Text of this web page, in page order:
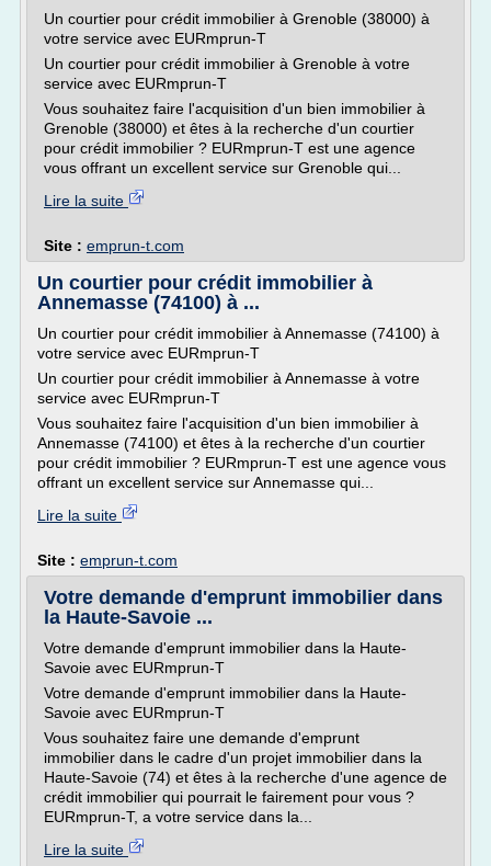
Un courtier pour crédit immobilier à Grenoble (38000) à
votre service avec EURmprun-T
Un courtier pour crédit immobilier à Grenoble à votre
service avec EURmprun-T
Vous souhaitez faire l'acquisition d'un bien immobilier à
Grenoble (38000) et êtes à la recherche d'un courtier
pour crédit immobilier ? EURmprun-T est une agence
vous offrant un excellent service sur Grenoble qui...
Lire la suite
Site : emprun-t.com
Un courtier pour crédit immobilier à
Annemasse (74100) à ...
Un courtier pour crédit immobilier à Annemasse (74100) à
votre service avec EURmprun-T
Un courtier pour crédit immobilier à Annemasse à votre
service avec EURmprun-T
Vous souhaitez faire l'acquisition d'un bien immobilier à
Annemasse (74100) et êtes à la recherche d'un courtier
pour crédit immobilier ? EURmprun-T est une agence vous
offrant un excellent service sur Annemasse qui...
Lire la suite
Site : emprun-t.com
Votre demande d'emprunt immobilier dans
la Haute-Savoie ...
Votre demande d'emprunt immobilier dans la Haute-
Savoie avec EURmprun-T
Votre demande d'emprunt immobilier dans la Haute-
Savoie avec EURmprun-T
Vous souhaitez faire une demande d'emprunt
immobilier dans le cadre d'un projet immobilier dans la
Haute-Savoie (74) et êtes à la recherche d'une agence de
crédit immobilier qui pourrait le fairement pour vous ?
EURmprun-T, a votre service dans la...
Lire la suite